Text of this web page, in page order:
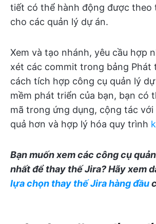
tiết có thể hành động được theo
cho các quản lý dự án.
Xem và tạo nhánh, yêu cầu hợp
xét các commit trong bảng Phát
cách tích hợp công cụ quản lý
mềm phát triển của bạn, bạn có
mã trong ứng dụng, cộng tác với
quả hơn và hợp lý hóa quy trình
Bạn muốn xem các công cụ
nhất để thay thế Jira? Hãy xem
lựa chọn thay thế Jira hàng đầu